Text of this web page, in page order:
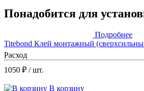
Понадобится для
Подробнее
Titebond Клей монтажный
Расход
1050 ₽ / шт.
В корзину